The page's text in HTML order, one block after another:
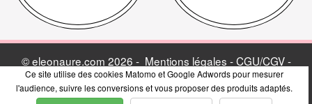
Ce site utilise des cookies Matomo et Google Adwords pour mesurer
l'audience, suivre les conversions et vous proposer des produits adaptés.
© eleonaure.com 2026 - Mentions légales - CGU/CGV -
Politique de vie privée-Avis Clients & Presse-Blog